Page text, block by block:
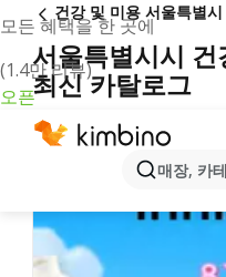
모든 혜택을 한 곳에
(1.4만 리뷰)
오픈
매장, 카
건강 및 미용 서울특별시
서울특별시시 건
최신 카탈로그